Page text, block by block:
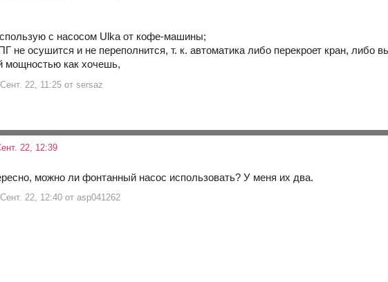
с насосом Ulka от кофе-машины;
не осушится и не переполнится, т. к. автоматика либо перекроет кран, либо
мощностью как хочешь,
22, 11:25 от sersaz
22, 12:39
можно ли фонтанный насос использовать? У меня их два.
22, 12:40 от asp041262